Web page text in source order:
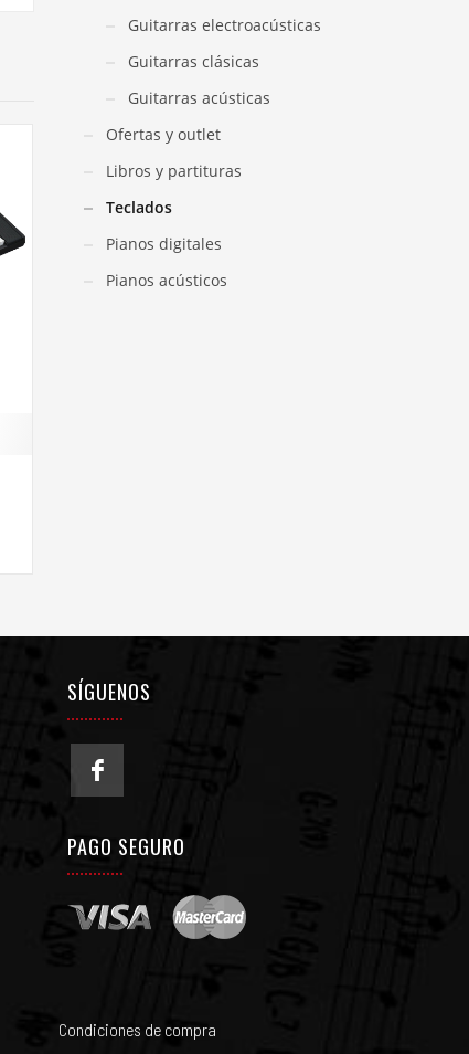
Guitarras electroacústicas
Guitarras clásicas
Guitarras acústicas
Ofertas y outlet
Libros y partituras
Teclados
Pianos digitales
Pianos acústicos
SÍGUENOS
PAGO SEGURO
Condiciones de compra